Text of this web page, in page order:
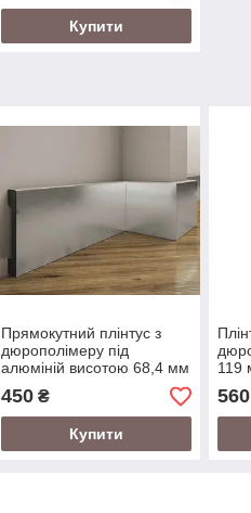
Купити
Прямокутний плінтус з
дюрополімеру під
алюміній висотою 68,4 мм
LPC-23 Cezar 2,0 м Срібло
450₴
Купити
119
м.
560